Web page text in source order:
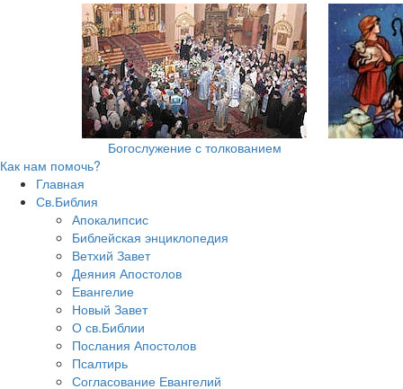
Богослужение с толкованием
Как нам помочь?
Главная
Св.Библия
Апокалипсис
Библейская энциклопедия
Ветхий Завет
Деяния Апостолов
Евангелие
Новый Завет
О св.Библии
Послания Апостолов
Псалтирь
Согласование Евангелий